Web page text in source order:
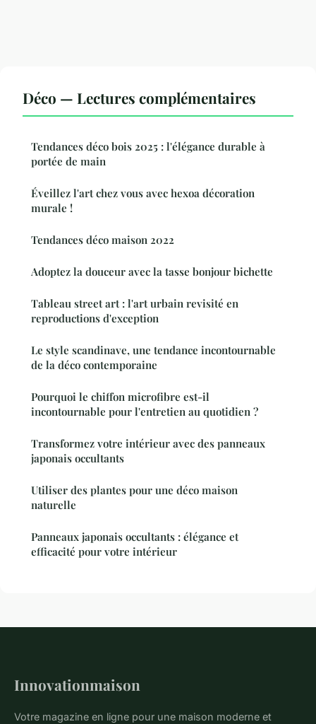
Déco — Lectures complémentaires
Tendances déco bois 2025 : l'élégance durable à
portée de main
Éveillez l'art chez vous avec hexoa décoration
murale !
Tendances déco maison 2022
Adoptez la douceur avec la tasse bonjour bichette
Tableau street art : l'art urbain revisité en
reproductions d'exception
Le style scandinave, une tendance incontournable
de la déco contemporaine
Pourquoi le chiffon microfibre est-il
incontournable pour l'entretien au quotidien ?
Transformez votre intérieur avec des panneaux
japonais occultants
Utiliser des plantes pour une déco maison
naturelle
Panneaux japonais occultants : élégance et
efficacité pour votre intérieur
Innovationmaison
Votre magazine en ligne pour une maison moderne et